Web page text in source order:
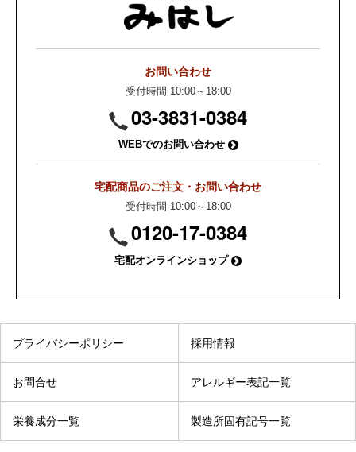
お問い合わせ
受付時間 10:00～18:00
03-3831-0384
WEBでのお問い合わせ
宅配商品のご注文・お問い合わせ
受付時間 10:00～18:00
0120-17-0384
宅配オンラインショップ
プライバシーポリシー 採用情報
お問合せ アレルギー表記一覧
栄養成分一覧 製造所固有記号一覧